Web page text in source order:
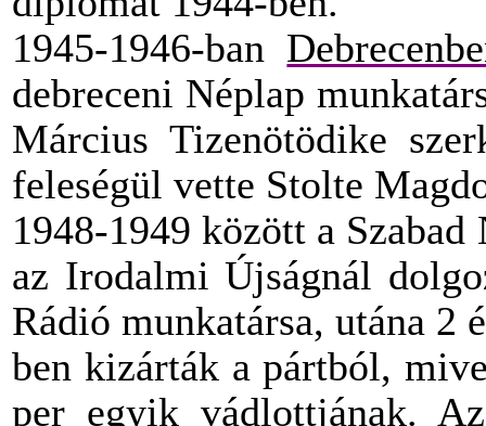
1945-1946-ban
debreceni Néplap
Március Tizenötödike
feleségül vette Stolte
1948-1949 között a
az Irodalmi Újságnál
Rádió munkatársa, utána 2
ben kizárták a pártból,
per egyik vádlottjának.